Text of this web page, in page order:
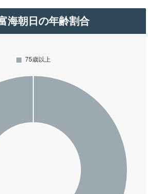
海朝日の年齢割合